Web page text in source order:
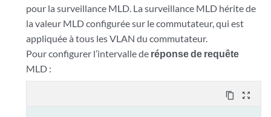
pour la surveillance MLD. La surveillance MLD hérite de
la valeur MLD configurée sur le commutateur, qui est
appliquée à tous les VLAN du commutateur.
Pour configurer l’intervalle de réponse de requête
MLD :
content_copy zoom_out_map